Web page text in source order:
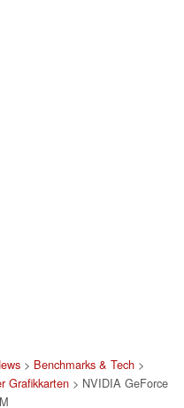
> Benchmarks & Tech >
Grafikkarten > NVIDIA GeForce